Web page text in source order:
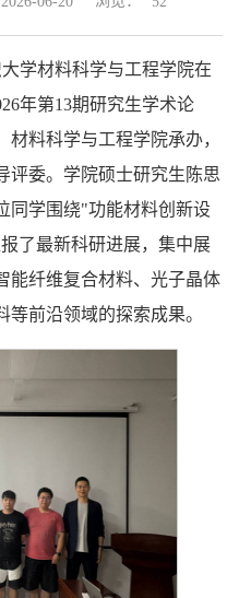
学材料科学与工程学院在
年第13期研究生学术论
料科学与工程学院承办，
评委。学院硕士研究生陈思
同学围绕"功能材料创新设
了最新科研进展，集中展
能纤维复合材料、光子晶体
前沿领域的探索成果。